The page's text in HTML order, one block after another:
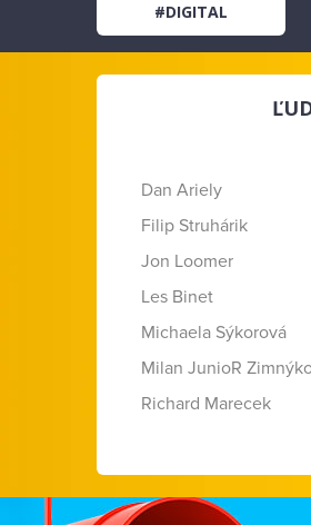
#DIGITAL
Dan Ariely
Filip Struhárik
Jon Loomer
Les Binet
Michaela Sýkorová
Milan JunioR
Richard Marecek